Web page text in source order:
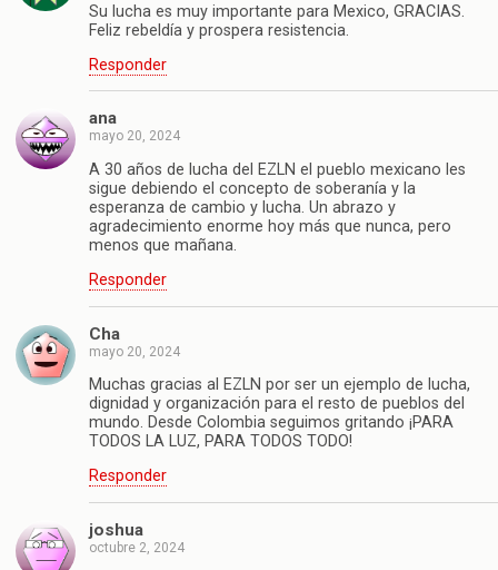
Su lucha es muy importante para Mexico, GRACIAS.
Feliz rebeldía y prospera resistencia.
Responder
ana
mayo 20, 2024
A 30 años de lucha del EZLN el pueblo mexicano les
sigue debiendo el concepto de soberanía y la
esperanza de cambio y lucha. Un abrazo y
agradecimiento enorme hoy más que nunca, pero
menos que mañana.
Responder
Cha
mayo 20, 2024
Muchas gracias al EZLN por ser un ejemplo de lucha,
dignidad y organización para el resto de pueblos del
mundo. Desde Colombia seguimos gritando ¡PARA
TODOS LA LUZ, PARA TODOS TODO!
Responder
joshua
octubre 2, 2024